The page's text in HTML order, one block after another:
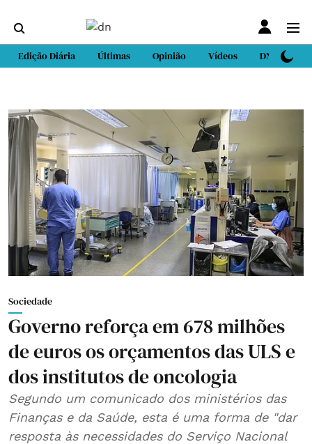
Edição Diária Últimas Opinião Vídeos DN Sport
Sociedade
Governo reforça em 678 milhões
de euros os orçamentos das ULS e
dos institutos de oncologia
Segundo um comunicado dos ministérios das
Finanças e da Saúde, esta é uma forma de "dar
resposta às necessidades do Serviço Nacional